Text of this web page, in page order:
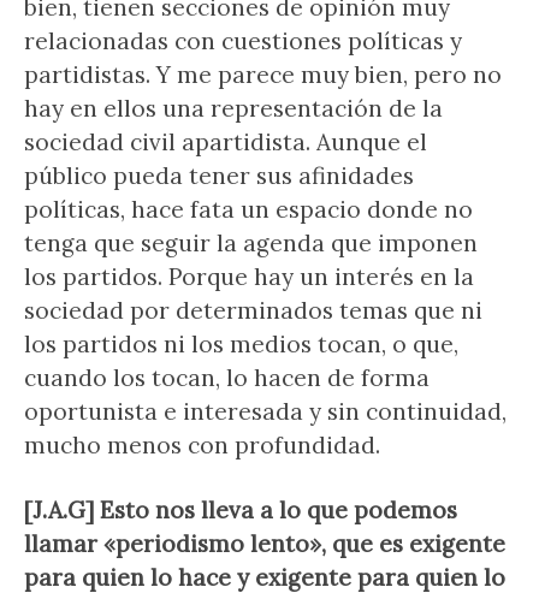
bien, tienen secciones de opinión muy
relacionadas con cuestiones políticas y
partidistas. Y me parece muy bien, pero no
hay en ellos una representación de la
sociedad civil apartidista. Aunque el
público pueda tener sus afinidades
políticas, hace fata un espacio donde no
tenga que seguir la agenda que imponen
los partidos. Porque hay un interés en la
sociedad por determinados temas que ni
los partidos ni los medios tocan, o que,
cuando los tocan, lo hacen de forma
oportunista e interesada y sin continuidad,
mucho menos con profundidad.
[J.A.G] Esto nos lleva a lo que podemos
llamar «periodismo lento», que es exigente
para quien lo hace y exigente para quien lo